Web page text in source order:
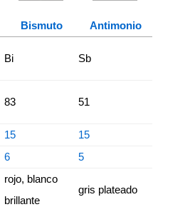
Bismuto
Antimonio
Bi Sb
83 51
15
15
6 5
rojo, blanco
brillante
gris plateado